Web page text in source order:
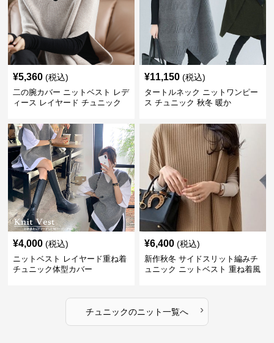
¥5,360 (税込)
二の腕カバー ニットベスト レデ
ィース レイヤード チュニック
¥11,150 (税込)
タートルネック ニットワンピー
ス チュニック 秋冬 暖か
¥4,000 (税込)
ニットベスト レイヤード重ね着
チュニック体型カバー
¥6,400 (税込)
新作秋冬 サイドスリット編みチ
ュニック ニットベスト 重ね着風
チュニックのニット一覧へ ›